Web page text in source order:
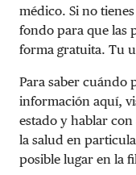
médico. Si no
fondo para que las
forma gratuita. Tu
Para saber cuándo
información aquí,
estado y hablar
la salud en
posible lugar en la